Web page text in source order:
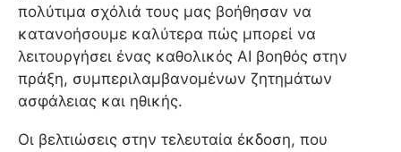
πολύτιμα σχόλιά τους μας βοήθησαν να
κατανοήσουμε καλύτερα πώς μπορεί να
λειτουργήσει ένας καθολικός AI βοηθός στην
πράξη, συμπεριλαμβανομένων ζητημάτων
ασφάλειας και ηθικής.
Οι βελτιώσεις στην τελευταία έκδοση, που